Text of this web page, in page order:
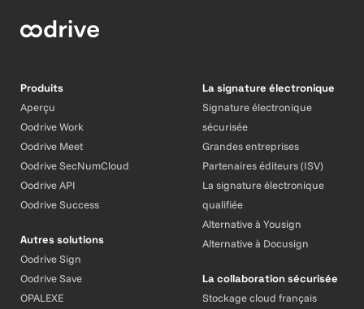
Produits
Aperçu
Oodrive Work
Oodrive Meet
Oodrive SecNumCloud
Oodrive API
Oodrive Success
Autres solutions
Oodrive Sign
Oodrive Save
OPALEXE
La signature électronique
Signature électronique
sécurisée
Grandes entreprises
Partenaires éditeurs (ISV)
La signature électronique
qualifiée
Alternative à Yousign
Alternative à Docusign
La collaboration sécurisée
Stockage cloud français